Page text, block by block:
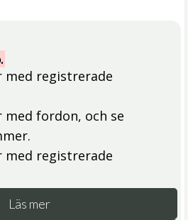
med registrerade
med fordon, och se
med registrerade
Läs mer